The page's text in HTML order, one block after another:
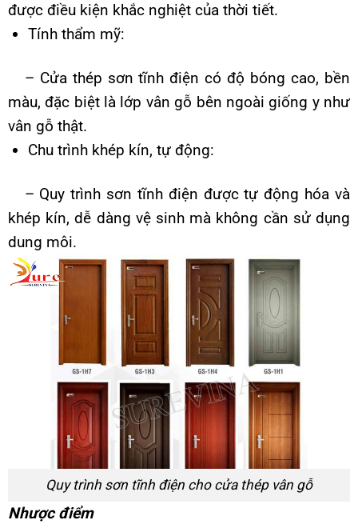
được điều kiện khắc nghiệt của thời tiết.
Tính thẩm mỹ:
– Cửa thép sơn tĩnh điện có độ bóng cao, bền
màu, đặc biệt là lớp vân gỗ bên ngoài giống y như
vân gỗ thật.
Chu trình khép kín, tự động:
– Quy trình sơn tĩnh điện được tự động hóa và
khép kín, dễ dàng vệ sinh mà không cần sử dụng
dung môi.
Quy trình sơn tĩnh điện cho cửa thép vân gỗ
Nhược điểm